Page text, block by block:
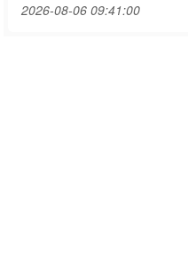
2026-08-06 09:41:00